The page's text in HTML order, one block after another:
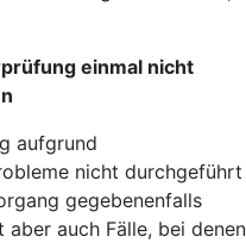
einmal nicht
aufgrund
nicht durchgeführt
gegebenenfalls
auch Fälle, bei denen